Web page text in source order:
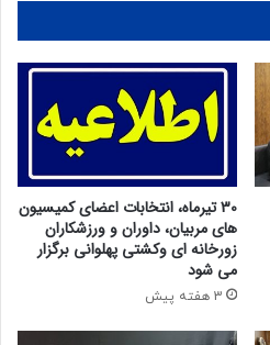
30 تیرماه، انتخابات اعضای کمیسیون
های مربیان، داوران و ورزشکاران
زورخانه ای وکشتی پهلوانی برگزار
می شود
3 هفته پیش